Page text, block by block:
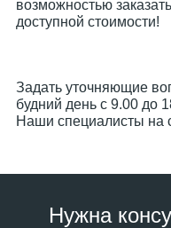
возможностью
доступной стоимости!
Задать уточняющие
будний день с 9.00 до
Наши специалисты на
Нужна